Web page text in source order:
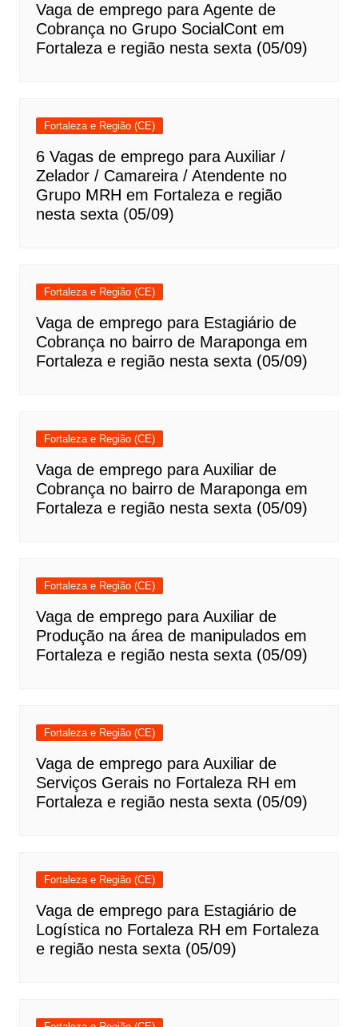
Vaga de emprego para Agente de
Cobrança no Grupo SocialCont em
Fortaleza e região nesta sexta (05/09)
Fortaleza e Região (CE)
6 Vagas de emprego para Auxiliar /
Zelador / Camareira / Atendente no
Grupo MRH em Fortaleza e região
nesta sexta (05/09)
Fortaleza e Região (CE)
Vaga de emprego para Estagiário de
Cobrança no bairro de Maraponga em
Fortaleza e região nesta sexta (05/09)
Fortaleza e Região (CE)
Vaga de emprego para Auxiliar de
Cobrança no bairro de Maraponga em
Fortaleza e região nesta sexta (05/09)
Fortaleza e Região (CE)
Vaga de emprego para Auxiliar de
Produção na área de manipulados em
Fortaleza e região nesta sexta (05/09)
Fortaleza e Região (CE)
Vaga de emprego para Auxiliar de
Serviços Gerais no Fortaleza RH em
Fortaleza e região nesta sexta (05/09)
Fortaleza e Região (CE)
Vaga de emprego para Estagiário de
Logística no Fortaleza RH em Fortaleza
e região nesta sexta (05/09)